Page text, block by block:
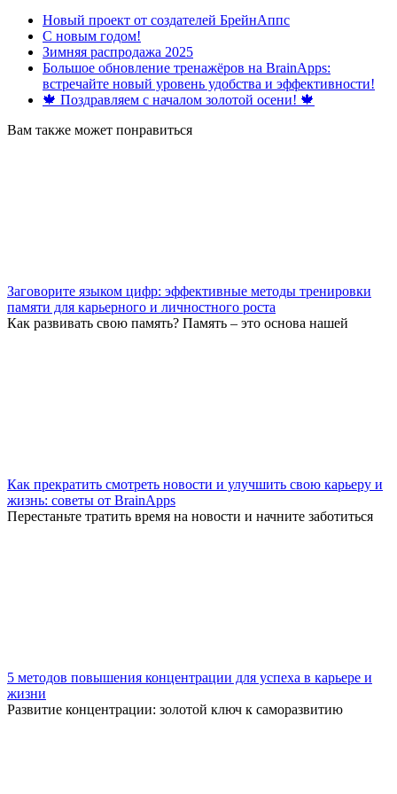
Новый проект от создателей БрейнАппс
С новым годом!
Зимняя распродажа 2025
Большое обновление тренажёров на BrainApps:
встречайте новый уровень удобства и эффективности!
🍁 Поздравляем с началом золотой осени! 🍁
Вам также может понравиться
Заговорите языком цифр: эффективные методы тренировки
памяти для карьерного и личностного роста
Как развивать свою память? Память – это основа нашей
Как прекратить смотреть новости и улучшить свою карьеру и
жизнь: советы от BrainApps
Перестаньте тратить время на новости и начните заботиться
5 методов повышения концентрации для успеха в карьере и
жизни
Развитие концентрации: золотой ключ к саморазвитию